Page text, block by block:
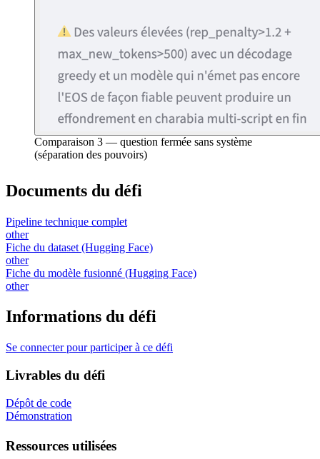
Comparaison 3 — question fermée sans système
(séparation des pouvoirs)
Documents du défi
Pipeline technique complet
other
Fiche du dataset (Hugging Face)
other
Fiche du modèle fusionné (Hugging Face)
other
Informations du défi
Se connecter pour participer à ce défi
Livrables du défi
Dépôt de code
Démonstration
Ressources utilisées